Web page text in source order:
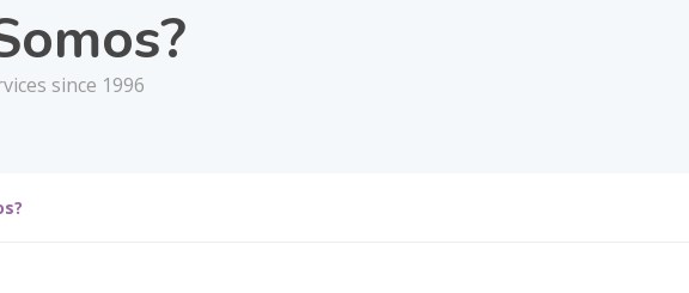
since 1996